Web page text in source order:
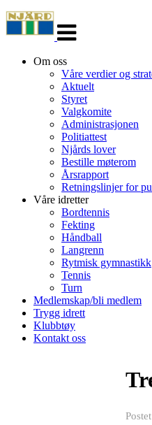
navigasjon
Om oss
Våre verdier og
Aktuelt
Styret
Valgkomite
Administrasjonen
Politiattest
Njårds lover
Bestille møterom
Årsrapport
Retningslinjer for
Våre idretter
Bordtennis
Fekting
Håndball
Langrenn
Rytmisk gymnastikk
Tennis
Turn
Medlemskap/bli medlem
Trygg idrett
Klubbtøy
Kontakt oss